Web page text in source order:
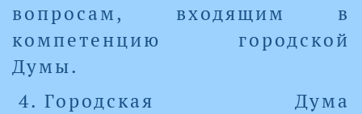
вопросам, входящим в
компетенцию городской
Думы.
Городская Дума